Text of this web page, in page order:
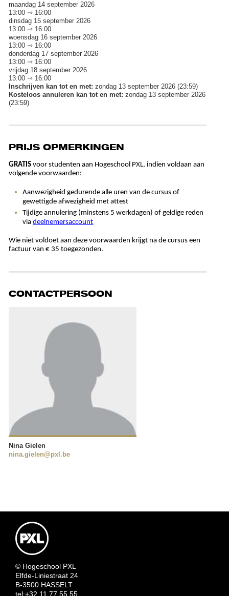
maandag 14 september 2026
13:00 ⇾ 16:00
dinsdag 15 september 2026
13:00 ⇾ 16:00
woensdag 16 september 2026
13:00 ⇾ 16:00
donderdag 17 september 2026
13:00 ⇾ 16:00
vrijdag 18 september 2026
13:00 ⇾ 16:00
Inschrijven kan tot en met: zondag 13 september 2026 (23:59)
Kosteloos annuleren kan tot en met: zondag 13 september 2026
(23:59)
PRIJS OPMERKINGEN
GRATIS voor studenten aan Hogeschool PXL, indien voldaan aan
volgende voorwaarden:
Aanwezigheid gedurende alle uren van de cursus of
gewettigde afwezigheid met attest
Tijdige annulering (minstens 5 werkdagen) of geldige reden
viadeelnemersaccount
Wie niet voldoet aan deze voorwaarden krijgt na de cursus een
factuur van € 35 toegezonden.
CONTACTPERSOON
Nina Gielen
nina.gielen@pxl.be
© Hogeschool PXL
Elfde-Liniestraat 24
B-3500 HASSELT
tel:+32 11 77 55 55